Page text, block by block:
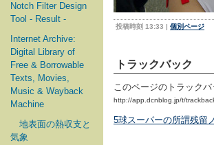
Notch Filter Design
Tool - Result -
Internet Archive:
Digital Library of
Free & Borrowable
Texts, Movies,
Music & Wayback
Machine
地表面の熱収支と
気象
投稿時刻 13:33 | 個別ページ
トラックバック
このページのトラックバ
http://app.dcnblog.jp/t/
5球スーパーの所謂残留